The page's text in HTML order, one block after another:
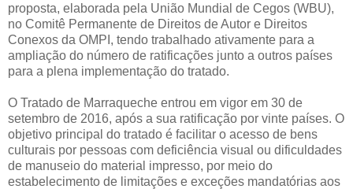
proposta, elaborada pela União Mundial de Cegos (WBU),
no Comitê Permanente de Direitos de Autor e Direitos
Conexos da OMPI, tendo trabalhado ativamente para a
ampliação do número de ratificações junto a outros países
para a plena implementação do tratado.
O Tratado de Marraqueche entrou em vigor em 30 de
setembro de 2016, após a sua ratificação por vinte países. O
objetivo principal do tratado é facilitar o acesso de bens
culturais por pessoas com deficiência visual ou dificuldades
de manuseio do material impresso, por meio do
estabelecimento de limitações e exceções mandatórias aos